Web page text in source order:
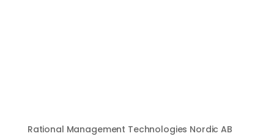
Rational Management Technologies Nordic AB